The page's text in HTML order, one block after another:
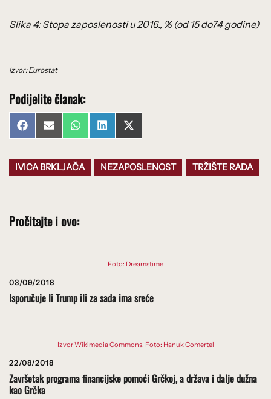
Slika 4: Stopa zaposlenosti u 2016., % (od 15 do74 godine)
Izvor: Eurostat
Podijelite članak:
Share
on
FacebookShare
on
Email Share
on
WhatsAppShare
on
LinkedInShare
on
X
(Twitter)
IVICA BRKLJAČA NEZAPOSLENOST TRŽIŠTE RADA
Pročitajte i ovo:
Foto: Dreamstime
03/09/2018
Isporučuje li Trump ili za sada ima sreće
Izvor Wikimedia Commons, Foto: Hanuk Comertel
22/08/2018
Završetak programa financijske pomoći Grčkoj, a država i dalje dužna
kao Grčka